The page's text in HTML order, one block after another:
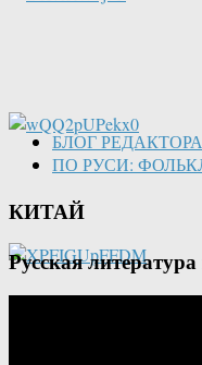
БЛОГ РЕДАКТОРА
ПО РУСИ:
КИТАЙ
Русская